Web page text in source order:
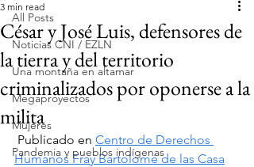
All Posts
Noticias CNI / EZLN
Una montaña en altamar
Megaproyectos
Mujeres
Pandemia y pueblos indígenas
César y José Luis, defensores de
la tierra y del territorio
criminalizados por oponerse a la
milita
3 min read
Publicado en Centro de Derechos
Humanos Fray Bartolomé de las Casa